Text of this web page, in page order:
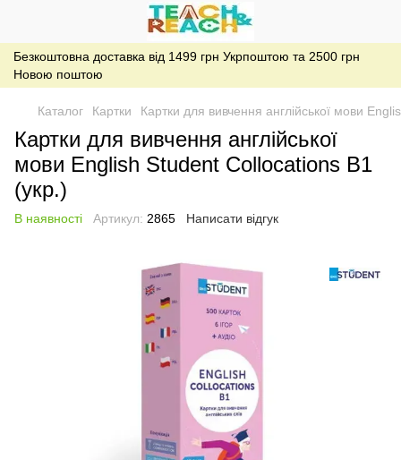
Безкоштовна доставка від 1499 грн Укрпоштою та 2500 грн
Новою поштою
Каталог Картки Картки для вивчення англійської мови
Картки для вивчення англійської
мови English Student Collocations В1
(укр.)
В наявності Артикул: 2865 Написати відгук